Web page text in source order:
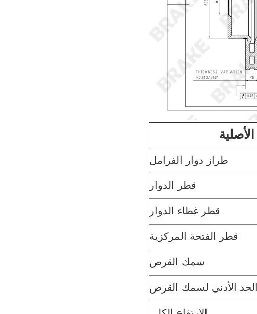
طراز دوار الفرامل
قطر الدوار
قطر غطاء الدوار
قطر الفتحة المركزية
سمك القرص
الحد الأدنى لسمك القرص